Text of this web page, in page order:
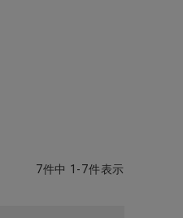
7件中 1 -7件表示